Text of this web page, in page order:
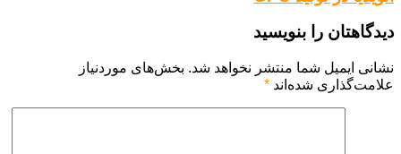
دیدگاهتان را بنویسید
نشانی ایمیل شما منتشر نخواهد شد. بخش‌های موردنیاز
علامت‌گذاری شده‌اند *